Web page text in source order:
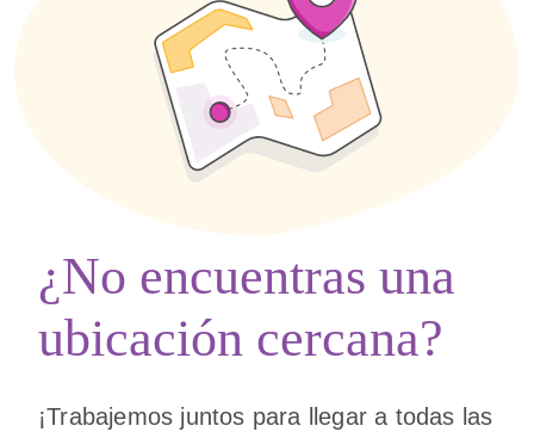
¿No encuentras una
ubicación cercana?
¡Trabajemos juntos para llegar a todas las